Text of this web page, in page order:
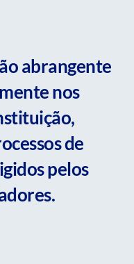
abrangente
nos
de
pelos